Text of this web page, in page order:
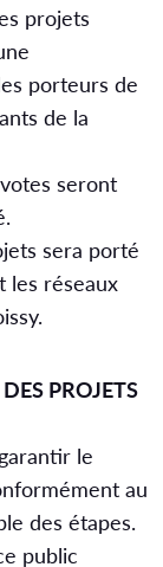
projets
porteurs de
de la
seront
sera porté
les réseaux
PROJETS
le
au
des étapes.
public